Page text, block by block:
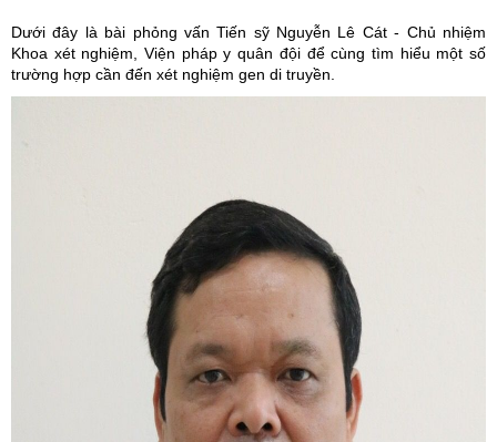
Dưới đây là bài phỏng vấn Tiến sỹ Nguyễn Lê Cát - Chủ nhiệm
Khoa xét nghiệm, Viện pháp y quân đội để cùng tìm hiểu một số
trường hợp cần đến xét nghiệm gen di truyền.